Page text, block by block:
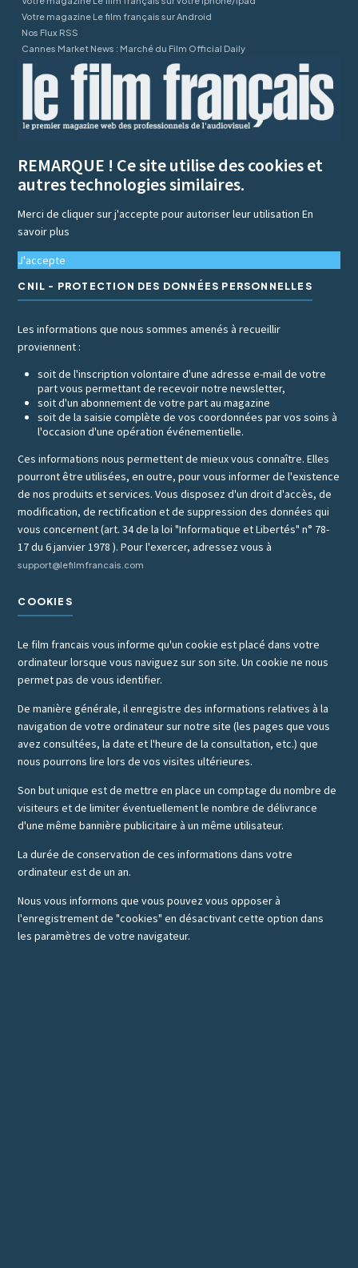
Votre magazine Le film français sur Android
Nos Flux RSS
Cannes Market News : Marché du Film Official Daily
REMARQUE ! Ce site utilise des cookies et
autres technologies similaires.
Merci de cliquer sur j'accepte pour autoriser leur utilisationEn
savoir plus
J'accepte
CNIL - PROTECTION DES DONNÉES PERSONNELLES
Les informations que nous sommes amenés à recueillir
proviennent :
soit de l'inscription volontaire d'une adresse e-mail de votre
part vous permettant de recevoir notre newsletter,
soit d'un abonnement de votre part au magazine
soit de la saisie complète de vos coordonnées par vos soins à
l'occasion d'une opération événementielle.
Ces informations nous permettent de mieux vous connaître. Elles
pourront être utilisées, en outre, pour vous informer de l'existence
de nos produits et services. Vous disposez d'un droit d'accès, de
modification, de rectification et de suppression des données qui
vous concernent (art. 34 de la loi "Informatique et Libertés" n° 78-
17 du 6 janvier 1978 ). Pour l'exercer, adressez vous à
support@lefilmfrancais.com
COOKIES
Le film francais vous informe qu'un cookie est placé dans votre
ordinateur lorsque vous naviguez sur son site. Un cookie ne nous
permet pas de vous identifier.
De manière générale, il enregistre des informations relatives à la
navigation de votre ordinateur sur notre site (les pages que vous
avez consultées, la date et l'heure de la consultation, etc.) que
nous pourrons lire lors de vos visites ultérieures.
Son but unique est de mettre en place un comptage du nombre de
visiteurs et de limiter éventuellement le nombre de délivrance
d'une même bannière publicitaire à un même utilisateur.
La durée de conservation de ces informations dans votre
ordinateur est de un an.
Nous vous informons que vous pouvez vous opposer à
l'enregistrement de "cookies" en désactivant cette option dans
les paramètres de votre navigateur.